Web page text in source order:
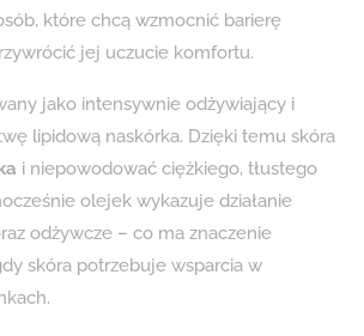
które chcą wzmocnić barierę
jej uczucie komfortu.
jako intensywnie odżywiający i
lipidową naskórka. Dzięki temu skóra
i niepowodować ciężkiego, tłustego
olejek wykazuje działanie
odżywcze – co ma znaczenie
skóra potrzebuje wsparcia w